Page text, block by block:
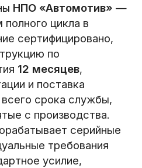
НПО «Автомотив» —
цикла в
сертифицировано,
по
12 месяцев,
и поставка
всего срока службы,
с производства.
серийные
требования
усилие,